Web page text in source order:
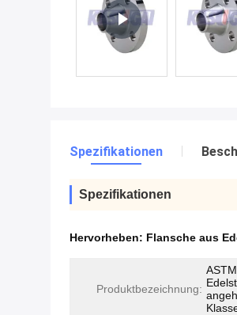
Spezifikationen
Spezifikationen
Hervorheben: Flansche aus
Produktbezeichnung: